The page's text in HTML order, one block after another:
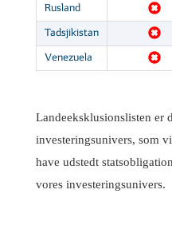
Rusland
Tadsjikistan
Venezuela
Landeeksklusionslisten er
investeringsunivers, som
have udstedt
vores investeringsunivers.